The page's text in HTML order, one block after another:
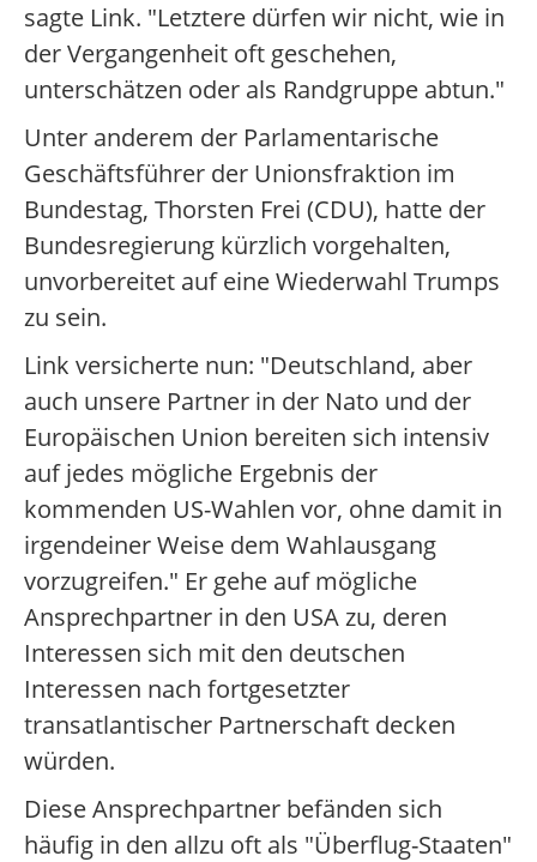
sagte Link. "Letztere dürfen wir nicht, wie in
der Vergangenheit oft geschehen,
unterschätzen oder als Randgruppe abtun."
Unter anderem der Parlamentarische
Geschäftsführer der Unionsfraktion im
Bundestag, Thorsten Frei (CDU), hatte der
Bundesregierung kürzlich vorgehalten,
unvorbereitet auf eine Wiederwahl Trumps
zu sein.
Link versicherte nun: "Deutschland, aber
auch unsere Partner in der Nato und der
Europäischen Union bereiten sich intensiv
auf jedes mögliche Ergebnis der
kommenden US-Wahlen vor, ohne damit in
irgendeiner Weise dem Wahlausgang
vorzugreifen." Er gehe auf mögliche
Ansprechpartner in den USA zu, deren
Interessen sich mit den deutschen
Interessen nach fortgesetzter
transatlantischer Partnerschaft decken
würden.
Diese Ansprechpartner befänden sich
häufig in den allzu oft als "Überflug-Staaten"